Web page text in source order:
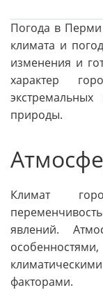
Погода в
климата и
изменения и
характер
природы.
Климат
явлений.
факторами.